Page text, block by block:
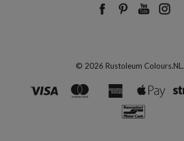
© 2026 Rustoleum Colours.NL.